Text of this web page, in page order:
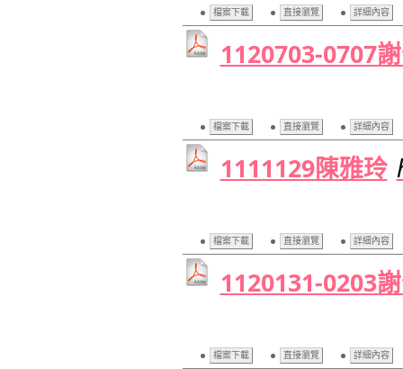
檔案下載 直接瀏覽 詳細內容
1120703-0707
檔案下載 直接瀏覽 詳細內容
1111129陳雅玲
檔案下載 直接瀏覽 詳細內容
1120131-0203
檔案下載 直接瀏覽 詳細內容